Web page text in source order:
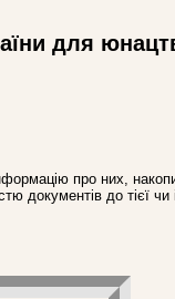
для
про них,
документів до тієї чи